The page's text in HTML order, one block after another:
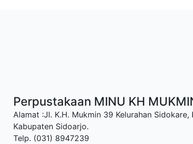
Perpustakaan MINU KH
Alamat :Jl. K.H. Mukmin 39 Kelurahan Sidokare,
Kabupaten Sidoarjo.
Telp. (031) 8947239